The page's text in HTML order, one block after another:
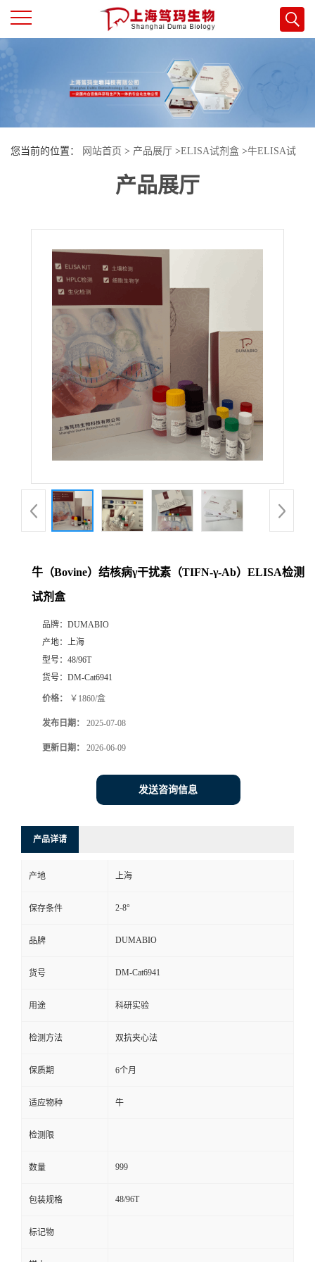
页
司
品
在
线
留
言
您当前的位置： 网站首页 > 产品展厅 >ELISA试剂盒 >牛ELISA试
牛（Bovine）结核病γ干扰素（TIFN-γ-Ab）ELISA检测试剂盒
产品展厅
牛（Bovine）结核病γ干扰素（TIFN-γ-Ab）ELISA检测
试剂盒
品牌： DUMABIO
产地： 上海
型号： 48/96T
货号： DM-Cat6941
价格： ￥1860/盒
发布日期： 2025-07-08
更新日期： 2026-06-09
发送咨询信息
产品详请
产地 上海
保存条件 2-8°
品牌 DUMABIO
货号 DM-Cat6941
用途 科研实验
检测方法 双抗夹心法
保质期 6个月
适应物种 牛
检测限
数量 999
包装规格 48/96T
标记物